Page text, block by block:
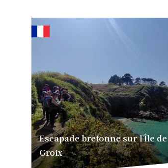
Escapade bretonne sur l'Île de
Groix